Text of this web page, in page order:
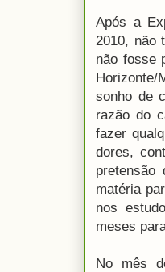
Após a
2010, não
não fosse
Horizonte/
sonho de
razão do
fazer
dores,
pretensão
matéria
nos
meses
No mês